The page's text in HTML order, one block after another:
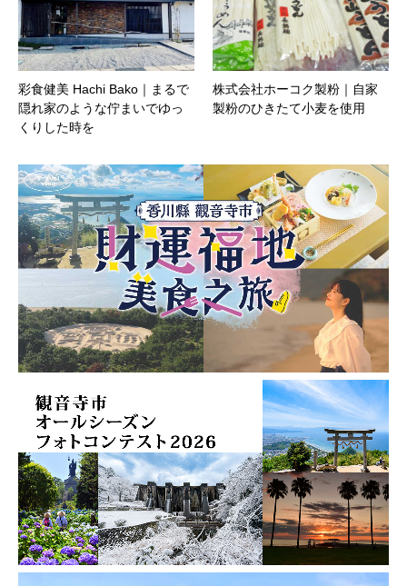
彩食健美 Hachi Bako｜まるで
隠れ家のような佇まいでゆっ
くりした時を
株式会社ホーコク製粉｜自家
製粉のひきたて小麦を使用